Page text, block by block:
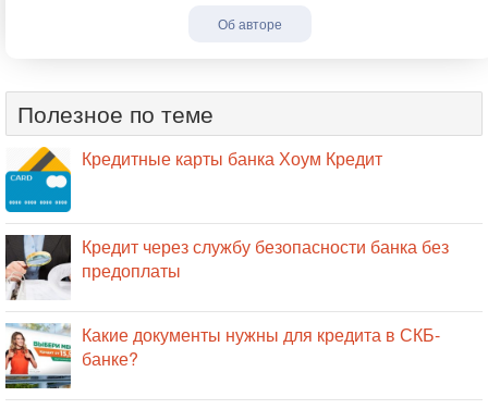
Об авторе
Полезное по теме
Кредитные карты банка Хоум Кредит
Кредит через службу безопасности банка без
предоплаты
Какие документы нужны для кредита в СКБ-
банке?